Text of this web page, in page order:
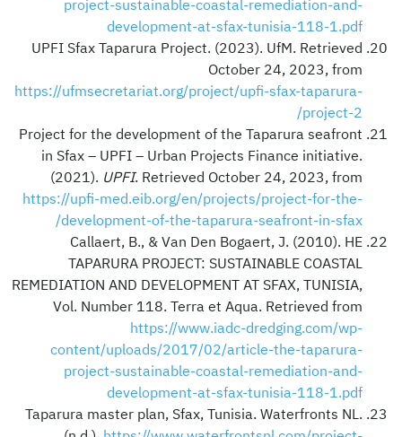
project-sustainable-coastal-remediation-and-
development-at-sfax-tunisia-118-1.pdf
UPFI Sfax Taparura Project. (2023). UfM. Retrieved
October 24, 2023, from
https://ufmsecretariat.org/project/upfi-sfax-taparura-
project-2/
Project for the development of the Taparura seafront
in Sfax – UPFI – Urban Projects Finance initiative.
(2021). UPFI. Retrieved October 24, 2023, from
https://upfi-med.eib.org/en/projects/project-for-the-
development-of-the-taparura-seafront-in-sfax/
Callaert, B., & Van Den Bogaert, J. (2010). HE
TAPARURA PROJECT: SUSTAINABLE COASTAL
REMEDIATION AND DEVELOPMENT AT SFAX, TUNISIA,
Vol. Number 118. Terra et Aqua. Retrieved from
https://www.iadc-dredging.com/wp-
content/uploads/2017/02/article-the-taparura-
project-sustainable-coastal-remediation-and-
development-at-sfax-tunisia-118-1.pdf
Taparura master plan, Sfax, Tunisia. Waterfronts NL.